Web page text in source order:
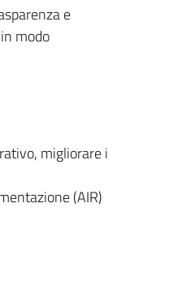
e
modo
migliorare i
(AIR)